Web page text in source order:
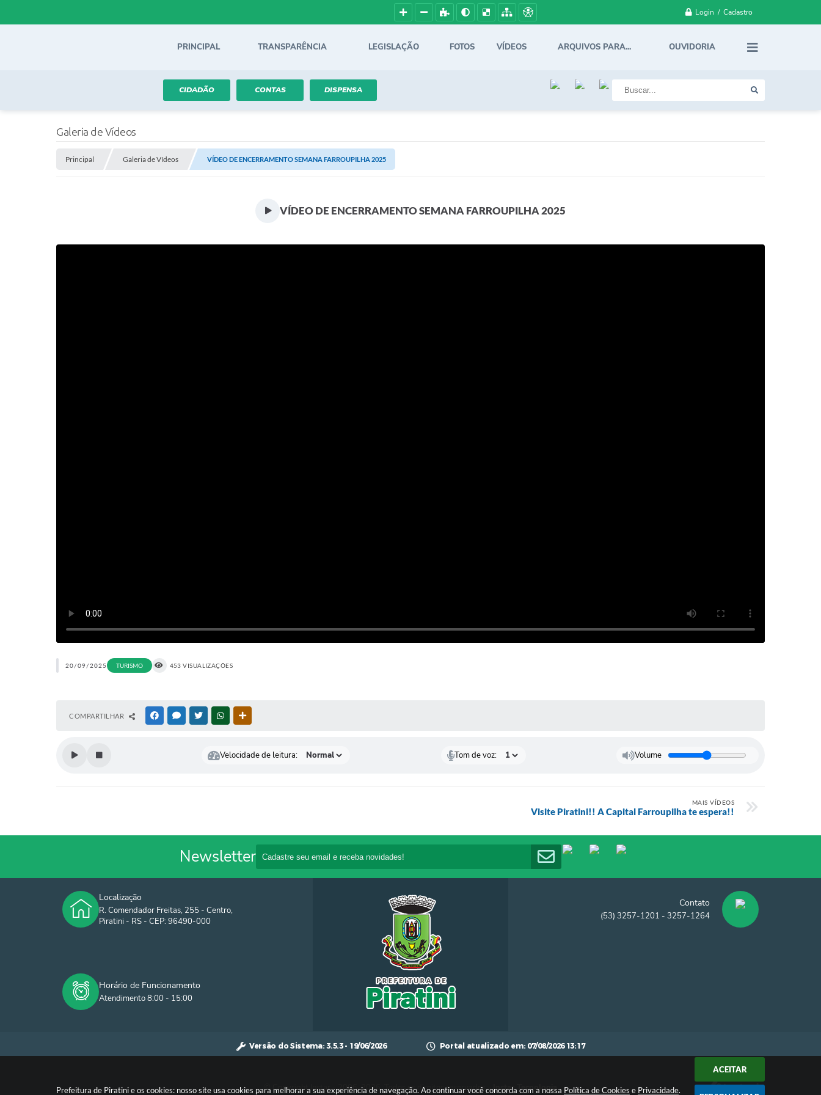
Prefeitura de Piratini e os cookies: nosso site usa cookies para melhorar a sua experiência de navegação. Ao continuar você concorda com a nossa Política de Cookies e Privacidade.
ACEITAR
Login / Cadastro
PRINCIPAL TRANSPARÊNCIA LEGISLAÇÃO FOTOS VÍDEOS ARQUIVOS PARA... OUVIDORIA
CIDADÃO CONTAS DISPENSA
Galeria de Vídeos
Principal Galeria de Vídeos VÍDEO DE ENCERRAMENTO SEMANA FARROUPILHA 2025
VÍDEO DE ENCERRAMENTO SEMANA FARROUPILHA 2025
20/09/2025 TURISMO 453 VISUALIZAÇÕES
COMPARTILHAR FACEBOOKMESSENGER
TWITTERWHATSAPP
Velocidade de leitura: Tom de voz: Volume
MAIS VÍDEOS
Visite Piratini!! A Capital Farroupilha te espera!!
Newsletter
Localização
R. Comendador Freitas, 255 - Centro,
Piratini - RS - CEP: 96490-000
Contato
(53) 3257-1201 - 3257-1264
Horário de Funcionamento
Atendimento 8:00 - 15:00
Versão do Sistema:3.5.3 - 19/06/2026 Portal atualizado em: 07/08/2026 13:17
© Copyright Instar - 2006-2026. Todos os direitos reservados -Instar Tecnologia